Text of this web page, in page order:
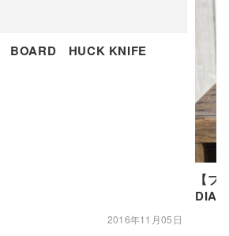
HUCK KNIFE
2016年11月05日
【